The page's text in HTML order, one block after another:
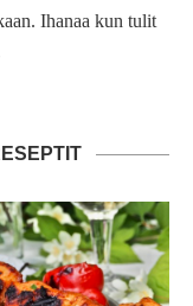
Ihanaa kun tulit